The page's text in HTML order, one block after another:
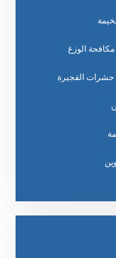
مكافحة الوزغ
حشرات الفجيرة